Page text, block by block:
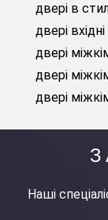
двері в
двері
двері
двері
двері
Наші